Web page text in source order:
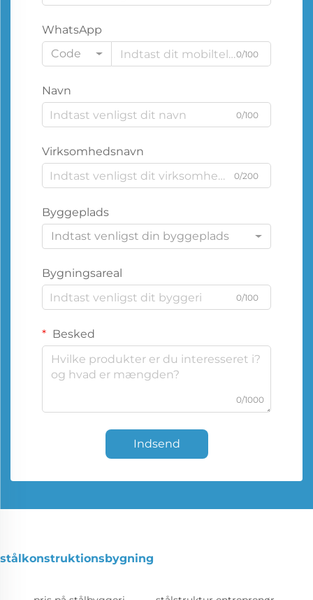
WhatsApp
Code
0/100
Navn
0/100
Virksomhedsnavn
0/200
Byggeplads
Indtast venligst din byggeplads
Bygningsareal
0/100
Besked
0/1000
Indsend
stålkonstruktionsbygning